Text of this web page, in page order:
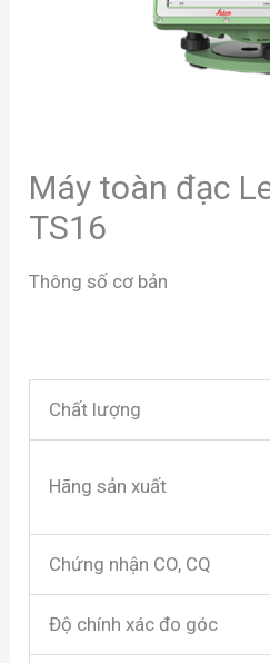
Máy toàn đạc
TS16
Thông số cơ bản
Chất lượng
Hãng sản xuất
Chứng nhận CO, CQ
Độ chính xác đo góc